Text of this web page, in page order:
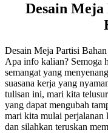
Desain
Desain Meja Partisi
Apa info kalian? Semoga
semangat yang
suasana kerja yang
tulisan ini, mari kita
yang dapat mengubah
mari kita mulai
dan silahkan teruskan